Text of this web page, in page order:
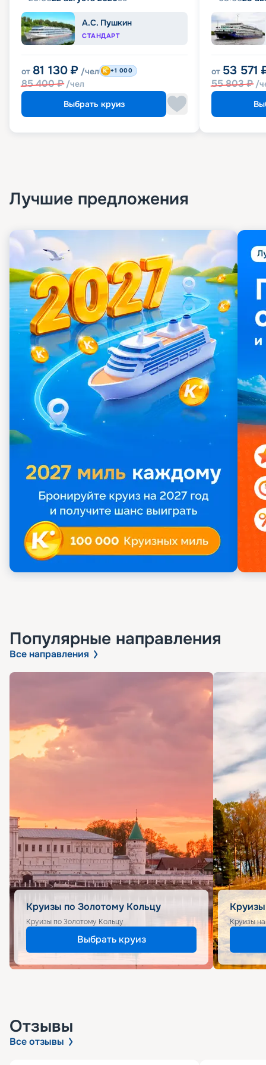
А.С. Пушкин
СТАНДАРТ
от 81 130 ₽ /чел
85 400₽ /чел
+1 000
Выбрать круиз
от 53 571
55 803₽ /
Лучшие предложения
Популярные направления
Все направления
Круизы по Золотому Кольцу
Круизы по Золотому Кольцу
Выбрать круиз
Круизы
Отзывы
Все отзывы